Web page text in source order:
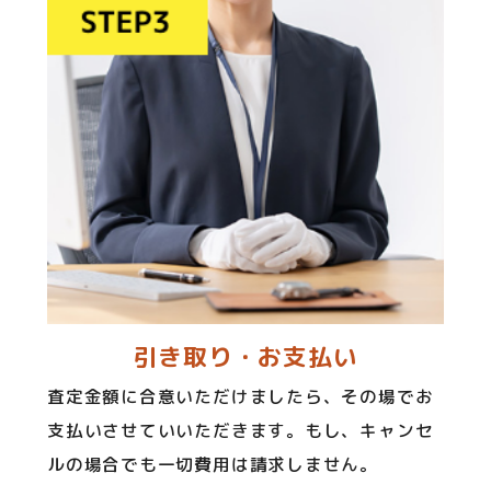
引き取り・お支払い
査定金額に合意いただけましたら、その場でお
支払いさせていいただきます。もし、キャンセ
ルの場合でも一切費用は請求しません。